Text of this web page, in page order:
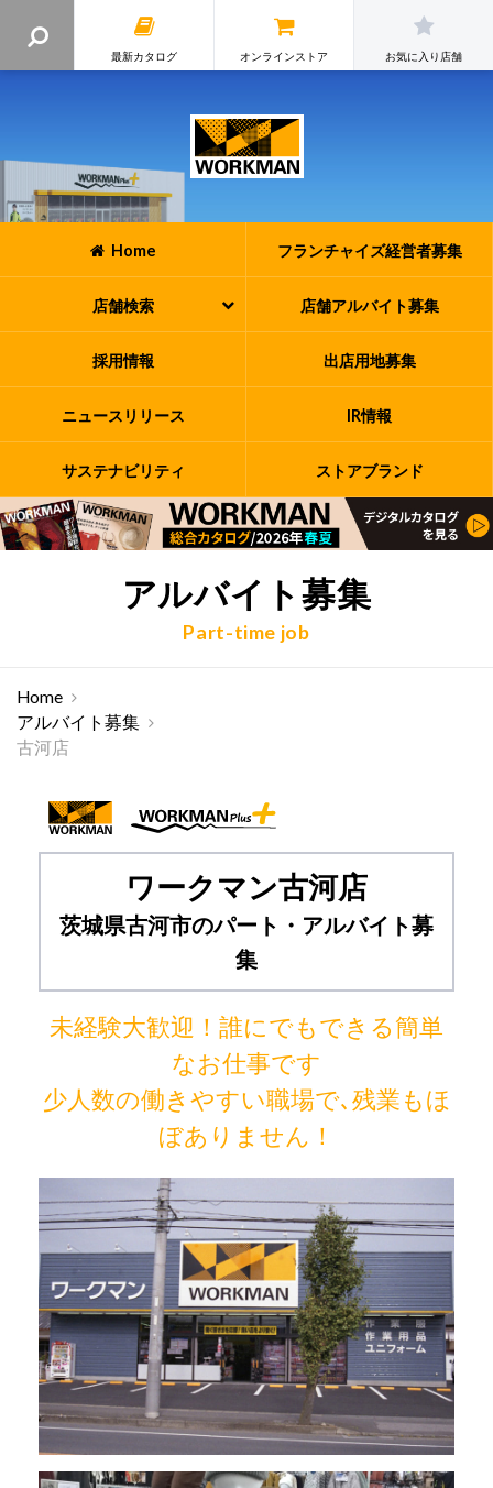
最新カタログ オンラインストア お気に入り店舗
Home フランチャイズ経営者募集
店舗検索 店舗アルバイト募集
採用情報 出店用地募集
ニュースリリース IR情報
サステナビリティ ストアブランド
アルバイト募集
Part-time job
Home
アルバイト募集
古河店
ワークマン古河店
茨城県古河市のパート・アルバイト募
集
未経験大歓迎！誰にでもできる簡単
なお仕事です
少人数の働きやすい職場で､残業もほ
ぼありません！